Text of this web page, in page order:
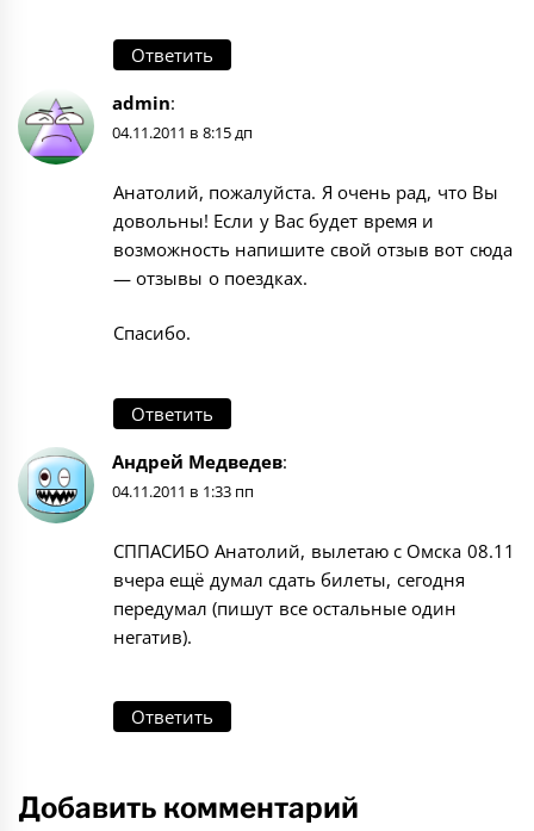
Ответить
admin:
04.11.2011 в 8:15 дп
Анатолий, пожалуйста. Я очень рад, что Вы
довольны! Если у Вас будет время и
возможность напишите свой отзыв вот сюда
—отзывы о поездках.
Спасибо.
Ответить
Андрей Медведев:
04.11.2011 в 1:33 пп
СППАСИБО Анатолий, вылетаю с Омска 08.11
вчера ещё думал сдать билеты, сегодня
передумал (пишут все остальные один
негатив).
Ответить
Добавить комментарий